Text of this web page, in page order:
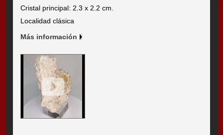
Cristal principal: 2.3 x 2.2 cm.
Localidad clásica
Más información